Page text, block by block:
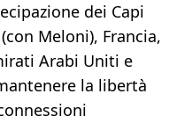
dei Capi
Meloni), Francia,
Arabi Uniti e
la libertà